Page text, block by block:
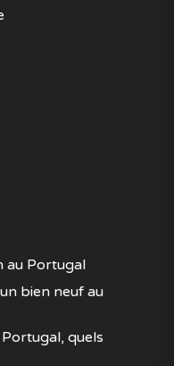
au Portugal
bien neuf au
quels